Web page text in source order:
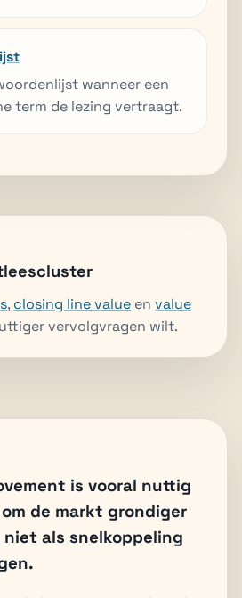
wanneer een
term de lezing vertraagt.
, closing line value en value
vervolgvragen wilt.
is vooral nuttig
de markt grondiger
als snelkoppeling